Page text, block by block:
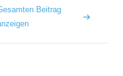
Beitrag